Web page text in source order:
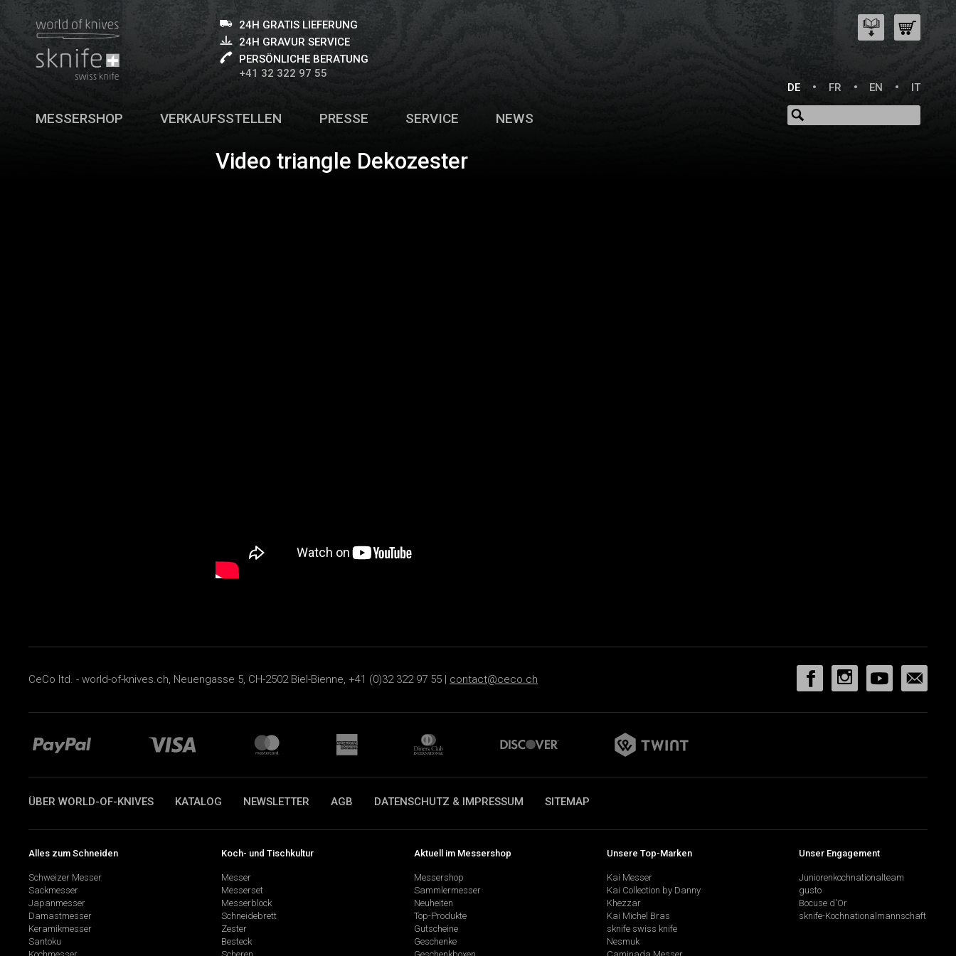
24H GRATIS LIEFERUNG
24H GRAVUR SERVICE
PERSÖNLICHE BERATUNG
+41 32 322 97 55
DE
FR EN IT
MESSERSHOP VERKAUFSSTELLEN PRESSE SERVICE NEWS
Video triangle Dekozester
CeCo ltd. - world-of-knives.ch, Neuengasse 5, CH-2502 Biel-Bienne, +41 (0)32 322 97 55 | contact@ceco.ch
ÜBER WORLD-OF-KNIVES KATALOG NEWSLETTER AGB DATENSCHUTZ & IMPRESSUM SITEMAP
Alles zum Schneiden
Schweizer Messer
Sackmesser
Japanmesser
Damastmesser
Keramikmesser
Santoku
Koch- und Tischkultur
Messer
Messerset
Messerblock
Schneidebrett
Zester
Besteck
Aktuell im Messershop
Messershop
Sammlermesser
Neuheiten
Top-Produkte
Gutscheine
Geschenke
Unsere Top-Marken
Kai Messer
Kai Collection by Danny
Khezzar
Kai Michel Bras
sknife swiss knife
Nesmuk
Unser Engagement
Juniorenkochnationalteam
gusto
Bocuse d'Or
sknife-Kochnationalmannschaft